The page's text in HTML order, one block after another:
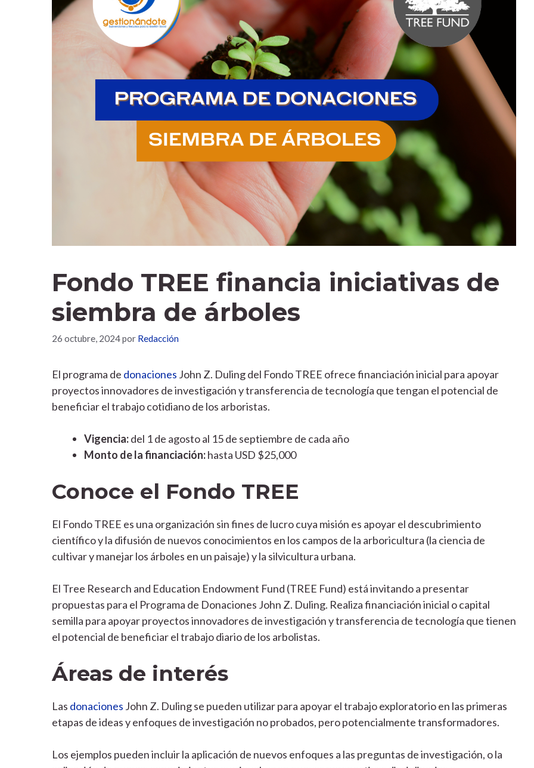
Fondo TREE financia iniciativas de
siembra de árboles
26 octubre, 2024por Redacción
El programa de donaciones John Z. Duling del Fondo TREE ofrece financiación inicial para apoyar
proyectos innovadores de investigación y transferencia de tecnología que tengan el potencial de
beneficiar el trabajo cotidiano de los arboristas.
Vigencia:del 1 de agosto al 15 de septiembre de cada año
Monto de la financiación:hasta USD $25,000
Conoce el Fondo TREE
El Fondo TREE es una organización sin fines de lucro cuya misión es apoyar el descubrimiento
científico y la difusión de nuevos conocimientos en los campos de la arboricultura (la ciencia de
cultivar y manejar los árboles en un paisaje) y la silvicultura urbana.
El Tree Research and Education Endowment Fund (TREE Fund) está invitando a presentar
propuestas para el Programa de Donaciones John Z. Duling. Realiza financiación inicial o capital
semilla para apoyar proyectos innovadores de investigación y transferencia de tecnología que tienen
el potencial de beneficiar el trabajo diario de los arbolistas.
Áreas de interés
Las donaciones John Z. Duling se pueden utilizar para apoyar el trabajo exploratorio en las primeras
etapas de ideas y enfoques de investigación no probados, pero potencialmente transformadores.
Los ejemplos pueden incluir la aplicación de nuevos enfoques a las preguntas de investigación, o la